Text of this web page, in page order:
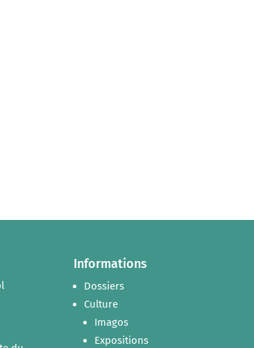
Informations
Dossiers
Culture
Imagos
Expositions